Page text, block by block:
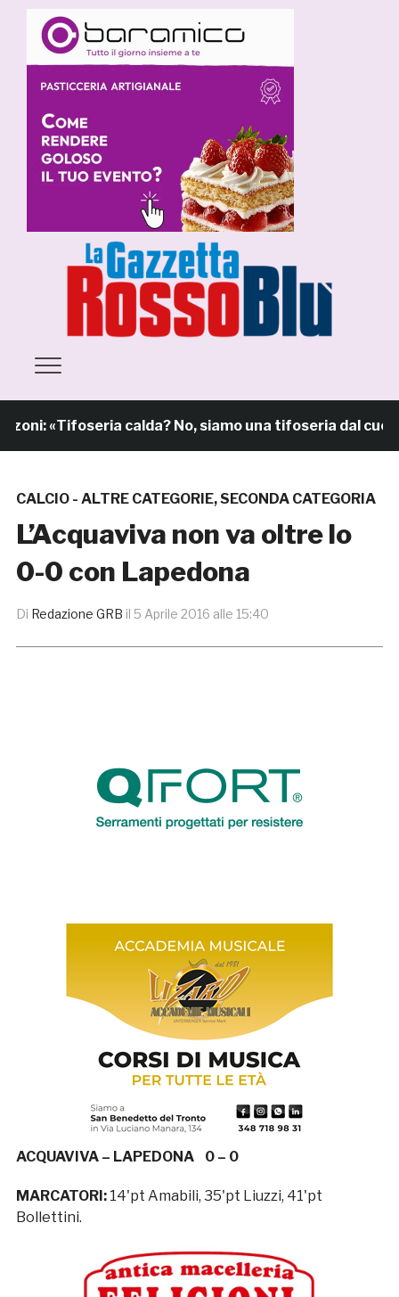
«Tifoseria calda? No, siamo una tifoseria dal cuore
CALCIO - ALTRE CATEGORIE,SECONDA CATEGORIA
L’Acquaviva non va oltre lo
0-0 con Lapedona
Di Redazione GRB il 5 Aprile 2016 alle 15:40
ACQUAVIVA – LAPEDONA 0 – 0
MARCATORI: 14'pt Amabili, 35'pt Liuzzi, 41'pt
Bollettini.